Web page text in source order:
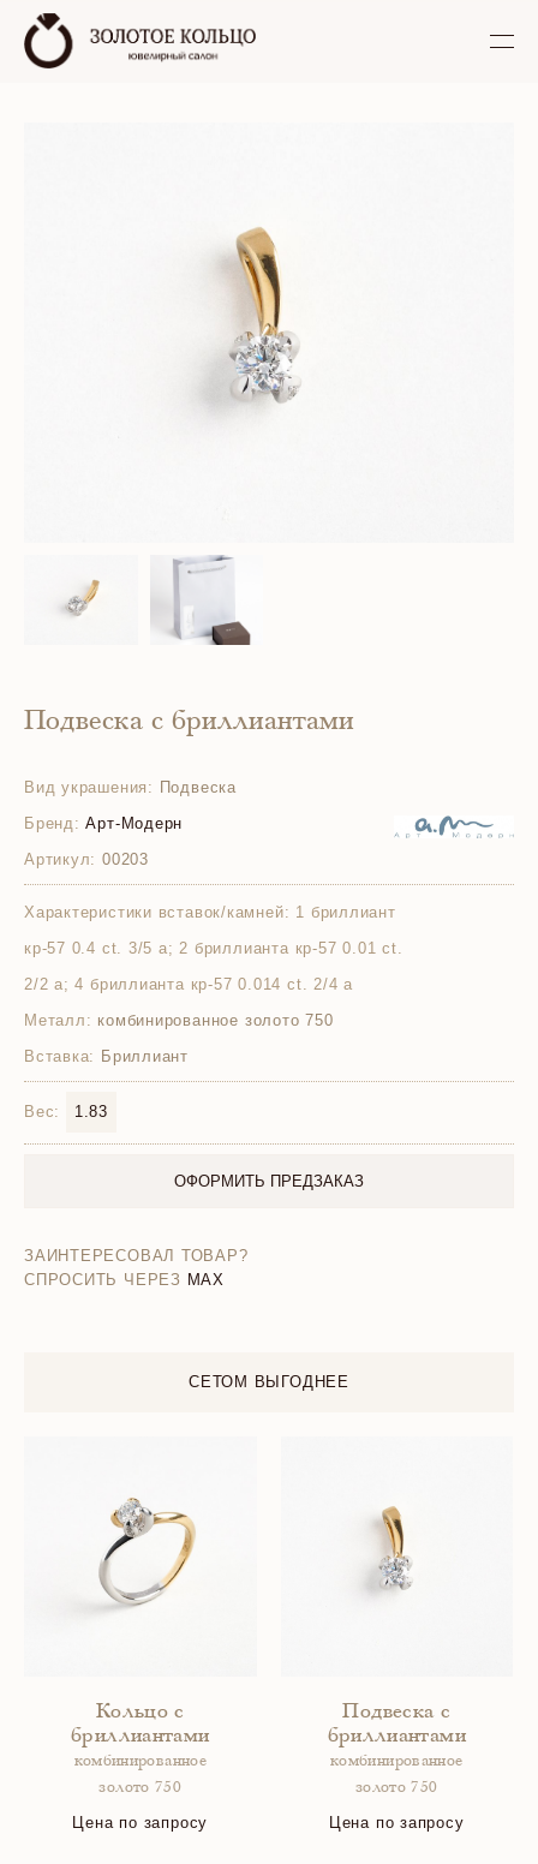
Подвеска с бриллиантами
Вид украшения: Подвеска
Бренд: Арт-Модерн
Артикул: 00203
Характеристики вставок/камней: 1 бриллиант
кр-57 0.4 ct. 3/5 а; 2 бриллианта кр-57 0.01 ct.
2/2 а; 4 бриллианта кр-57 0.014 ct. 2/4 а
Металл: комбинированное золото 750
Вставка: Бриллиант
Вес: 1.83
ОФОРМИТЬ ПРЕДЗАКАЗ
ЗАИНТЕРЕСОВАЛ ТОВАР?
СПРОСИТЬ ЧЕРЕЗ MAX
СЕТОМ ВЫГОДНЕЕ
Кольцо с
бриллиантами
комбинированное
золото 750
Цена по запросу
Подвеска с
бриллиантами
комбинированное
золото 750
Цена по запросу